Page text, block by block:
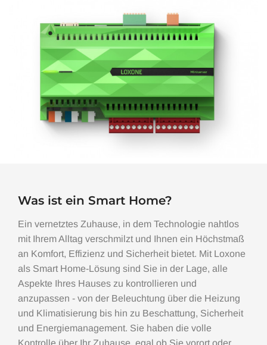
Was ist ein Smart Home?
Ein vernetztes Zuhause, in dem Technologie nahtlos
mit Ihrem Alltag verschmilzt und Ihnen ein Höchstmaß
an Komfort, Effizienz und Sicherheit bietet. Mit Loxone
als Smart Home-Lösung sind Sie in der Lage, alle
Aspekte Ihres Hauses zu kontrollieren und
anzupassen - von der Beleuchtung über die Heizung
und Klimatisierung bis hin zu Beschattung, Sicherheit
und Energiemanagement. Sie haben die volle